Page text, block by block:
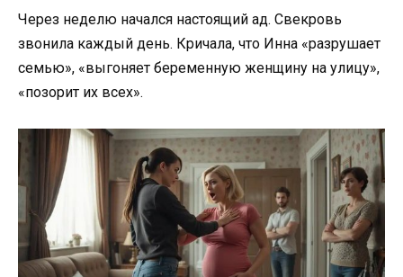
Через неделю начался настоящий ад. Свекровь
звонила каждый день. Кричала, что Инна «разрушает
семью», «выгоняет беременную женщину на улицу»,
«позорит их всех».